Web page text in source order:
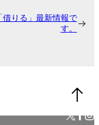
借りる」最新情報で
す。